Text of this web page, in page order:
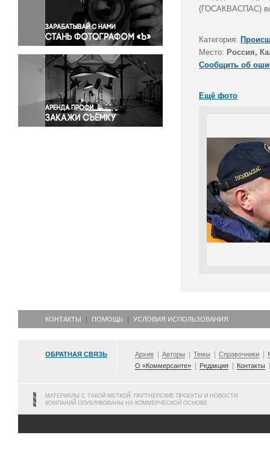
Правосудие
Происшествия и конфликты
Религия
Светская жизнь
Спорт
Экология
Экономика и бизнес
(ГОСАКВАСПАС)
Категория:
Место: Россия,
Сообщить об
Ещё фото
КОНТАКТЫ ПОМОЩЬ УСЛОВИЯ ИСПОЛЬЗОВАНИЯ
ОБРАТНАЯ СВЯЗЬ Архив Авторы Темы Справочники
О «Коммерсанте»
Редакция Контакты
МАТЕРИАЛЫ С ТАКОЙ МЕТКОЙ, ПАРТНЕРСКИЕ ПРОЕКТЫ И НОВОСТИ
КОМПАНИЙ ОПУБЛИКОВАНЫ НА КОММЕРЧЕСКОЙ ОСНОВЕ